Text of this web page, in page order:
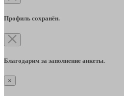
Профиль сохранён.
Благодарим за заполнение анкеты.
×